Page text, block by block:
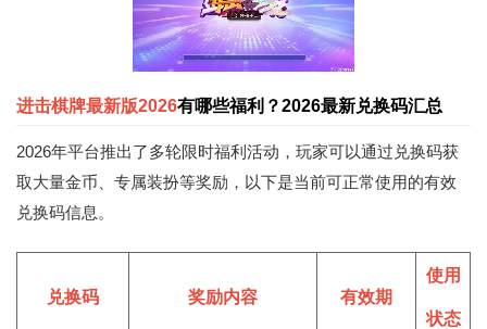
进击棋牌最新版2026有哪些福利？2026最新兑换码汇总
2026年平台推出了多轮限时福利活动，玩家可以通过兑换码获
取大量金币、专属装扮等奖励，以下是当前可正常使用的有效
兑换码信息。
兑换码 奖励内容 有效期
使用
状态